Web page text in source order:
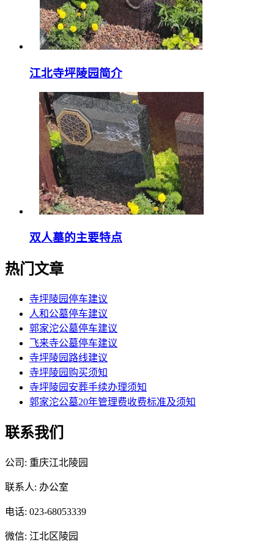
江北寺坪陵园简介
双人墓的主要特点
热门文章
寺坪陵园停车建议
人和公墓停车建议
郭家沱公墓停车建议
飞来寺公墓停车建议
寺坪陵园路线建议
寺坪陵园购买须知
寺坪陵园安葬手续办理须知
郭家沱公墓20年管理费收费标准及须知
联系我们
公司: 重庆江北陵园
联系人: 办公室
电话: 023-68053339
微信: 江北区陵园